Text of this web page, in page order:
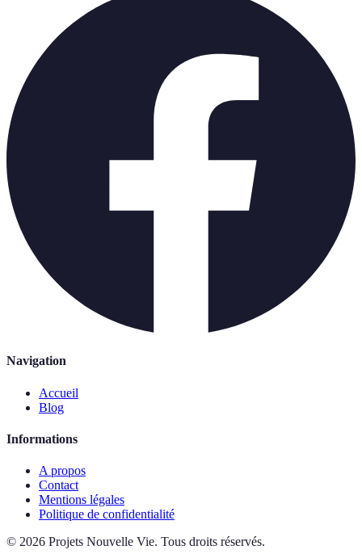
Navigation
Accueil
Blog
Informations
A propos
Contact
Mentions légales
Politique de confidentialité
© 2026 Projets Nouvelle Vie. Tous droits réservés.